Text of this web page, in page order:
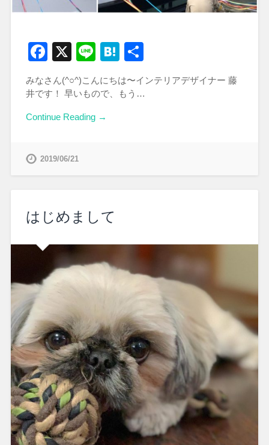
Facebook
X LineHatena
みなさん(^○^)こんにちは〜インテリアデザイナー 藤
井です！ 早いもので、もう…
Continue Reading →
2019/06/21
はじめまして